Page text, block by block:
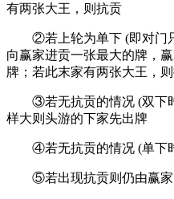
有两张大王，则抗贡
②若上轮为单下 (即对门只
向赢家进贡一张最大的牌，
牌；若此末家有两张大王，
③若无抗贡的情况 (双下时
样大则头游的下家先出牌
④若无抗贡的情况 (单下
⑤若出现抗贡则仍由赢家